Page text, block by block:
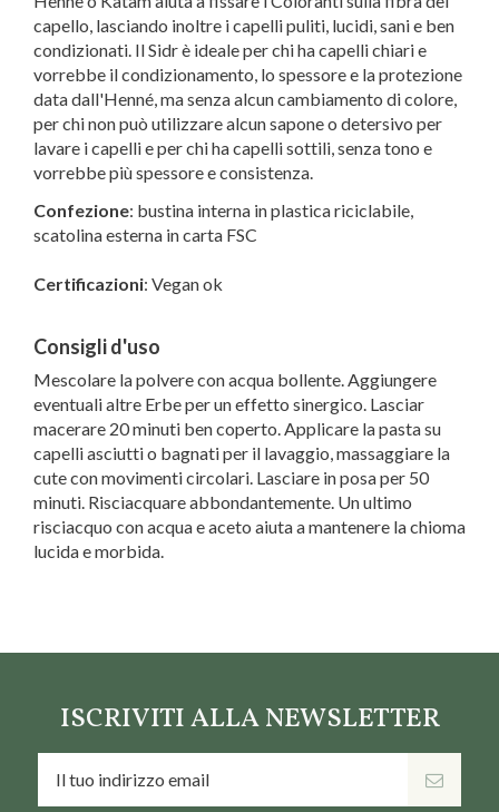
capello, lasciando inoltre i capelli puliti, lucidi, sani e ben
condizionati. Il Sidr è ideale per chi ha capelli chiari e
vorrebbe il condizionamento, lo spessore e la protezione
data dall'Henné, ma senza alcun cambiamento di colore,
per chi non può utilizzare alcun sapone o detersivo per
lavare i capelli e per chi ha capelli sottili, senza tono e
vorrebbe più spessore e consistenza.
Confezione: bustina interna in plastica riciclabile,
scatolina esterna in carta FSC
Certificazioni: Vegan ok
Consigli d'uso
Mescolare la polvere con acqua bollente. Aggiungere
eventuali altre Erbe per un effetto sinergico. Lasciar
macerare 20 minuti ben coperto. Applicare la pasta su
capelli asciutti o bagnati per il lavaggio, massaggiare la
cute con movimenti circolari. Lasciare in posa per 50
minuti. Risciacquare abbondantemente. Un ultimo
risciacquo con acqua e aceto aiuta a mantenere la chioma
lucida e morbida.
ISCRIVITI ALLA NEWSLETTER